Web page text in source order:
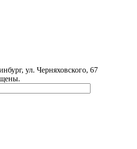
ул. Черняховского, 67